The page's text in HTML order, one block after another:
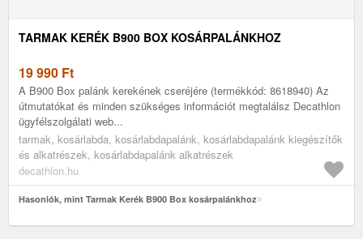
TARMAK KERÉK B900 BOX KOSÁRPALÁNKHOZ
19 990 Ft
A B900 Box palánk kerekének cseréjére (termékkód: 8618940) Az
útmutatókat és minden szükséges információt megtalálsz Decathlon
ügyfélszolgálati web...
tarmak, kosárlabda, kosárlabdapalánk, kosárlabdapalánk kiegészítők
és alkatrészek, kosárlabdapalánk alkatrészek
decathlon.hu
Hasonlók, mint Tarmak Kerék B900 Box kosárpalánkhoz